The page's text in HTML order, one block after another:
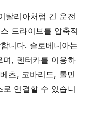
탈리아처럼 긴 운전
드라이브를 압축적
니다. 슬로베니아는
며, 렌터카를 이용하
츠, 코바리드, 톨민
연결할 수 있습니